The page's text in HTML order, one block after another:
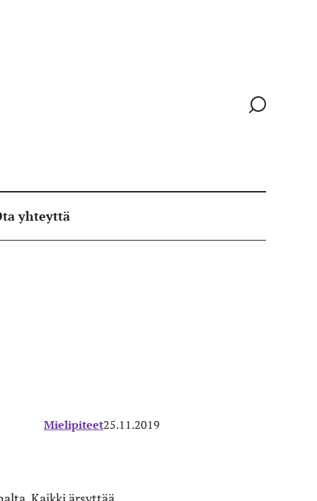
Siirry
yhteyttä
Mielipiteet25.11.2019